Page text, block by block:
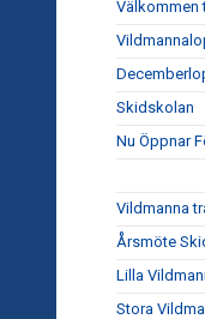
Välkommen
Skidskolan
Nu Öppnar
Vildmanna
Årsmöte
Lilla
Stora